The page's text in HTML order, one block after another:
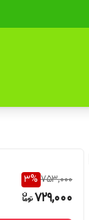
753,000
3%
729,000